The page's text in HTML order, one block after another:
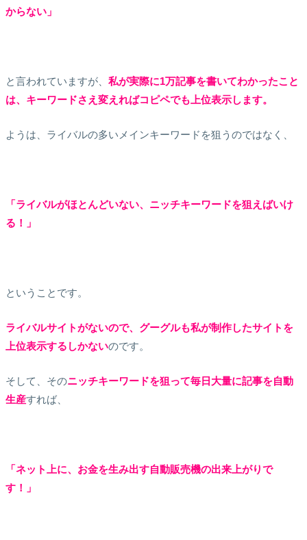
からない」
と言われていますが、 私が実際に1万記事を書いてわかったこと
は、キーワードさえ変えればコピペでも上位表示します。
ようは、ライバルの多いメインキーワードを狙うのではなく、
「ライバルがほとんどいない、ニッチキーワードを狙えばいけ
る！」
ということです。
ライバルサイトがないので、グーグルも私が制作したサイトを
上位表示するしかないのです。
そして、そのニッチキーワードを狙って毎日大量に記事を自動
生産すれば、
「ネット上に、お金を生み出す自動販売機の出来上がりで
す！」